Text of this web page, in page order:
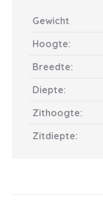
Gewicht
Hoogte:
Breedte:
Diepte:
Zithoogte:
Zitdiepte: